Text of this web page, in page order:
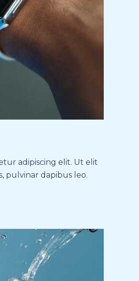
adipiscing elit. Ut elit
pulvinar dapibus leo.